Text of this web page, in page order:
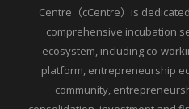
Centre（cCentre）is
comprehensive incubation
ecosystem, including co-
platform, entrepreneurship
community,